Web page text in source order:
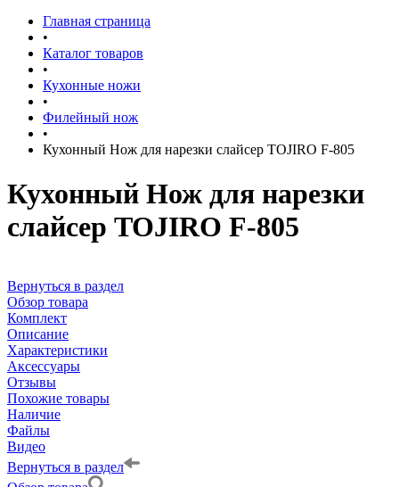
Главная страница
•
Каталог товаров
•
Кухонные ножи
•
Филейный нож
•
Кухонный Нож для нарезки слайсер TOJIRO F-805
Кухонный Нож для нарезки
слайсер TOJIRO F-805
Вернуться в раздел
Обзор товара
Комплект
Описание
Характеристики
Аксессуары
Отзывы
Похожие товары
Наличие
Файлы
Видео
Вернуться в раздел